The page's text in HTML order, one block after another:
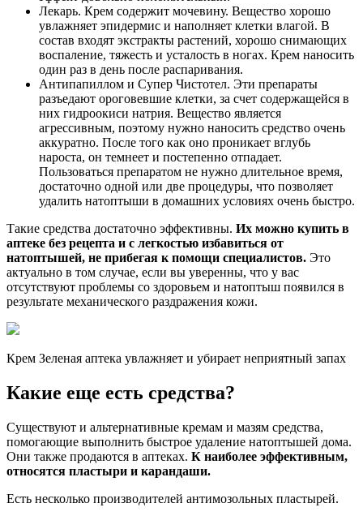
Лекарь. Крем содержит мочевину. Вещество хорошо
увлажняет эпидермис и наполняет клетки влагой. В
состав входят экстракты растений, хорошо снимающих
воспаление, тяжесть и усталость в ногах. Крем наносить
один раз в день после распаривания.
Антипапиллом и Супер Чистотел. Эти препараты
разъедают ороговевшие клетки, за счет содержащейся в
них гидроокиси натрия. Вещество является
агрессивным, поэтому нужно наносить средство очень
аккуратно. После того как оно проникает вглубь
нароста, он темнеет и постепенно отпадает.
Пользоваться препаратом не нужно длительное время,
достаточно одной или две процедуры, что позволяет
удалить натоптыши в домашних условиях очень быстро.
Такие средства достаточно эффективны. Их можно купить в
аптеке без рецепта и с легкостью избавиться от
натоптышей, не прибегая к помощи специалистов. Это
актуально в том случае, если вы уверенны, что у вас
отсутствуют проблемы со здоровьем и натоптыш появился в
результате механического раздражения кожи.
Крем Зеленая аптека увлажняет и убирает неприятный запах
Какие еще есть средства?
Существуют и альтернативные кремам и мазям средства,
помогающие выполнить быстрое удаление натоптышей дома.
Они также продаются в аптеках. К наиболее эффективным,
относятся пластыри и карандаши.
Есть несколько производителей антимозольных пластырей.